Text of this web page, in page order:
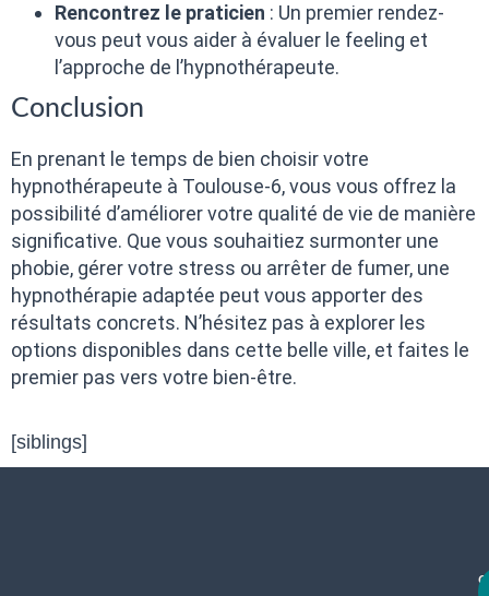
Rencontrez le praticien : Un premier rendez-
vous peut vous aider à évaluer le feeling et
l’approche de l’hypnothérapeute.
Conclusion
En prenant le temps de bien choisir votre
hypnothérapeute à Toulouse-6, vous vous offrez la
possibilité d’améliorer votre qualité de vie de manière
significative. Que vous souhaitiez surmonter une
phobie, gérer votre stress ou arrêter de fumer, une
hypnothérapie adaptée peut vous apporter des
résultats concrets. N’hésitez pas à explorer les
options disponibles dans cette belle ville, et faites le
premier pas vers votre bien-être.
[siblings]